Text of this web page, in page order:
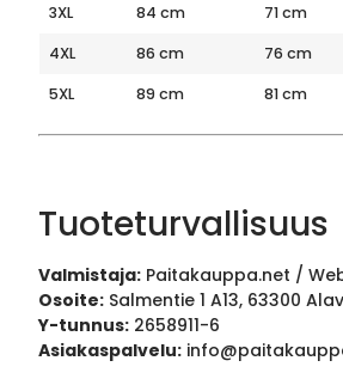
3XL
84 cm 71 cm
4XL
86 cm 76 cm
5XL
89 cm 81 cm
Tuoteturvallisuus
Valmistaja: Paitakauppa.net /
Osoite: Salmentie 1 A13, 63300
Y-tunnus: 2658911-6
Asiakaspalvelu: